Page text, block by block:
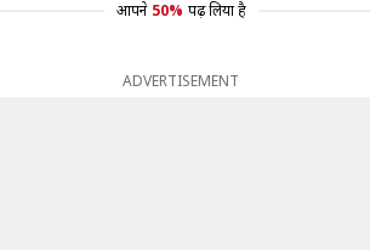
आपने 50% पढ़ लिया है
ADVERTISEMENT